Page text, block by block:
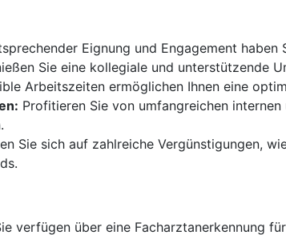
Eignung und Engagement
Sie eine kollegiale und unterstützende
Arbeitszeiten ermöglichen Ihnen eine
Profitieren Sie von umfangreichen
Sie sich auf zahlreiche Vergünstigungen,
verfügen über eine Facharztanerkennung